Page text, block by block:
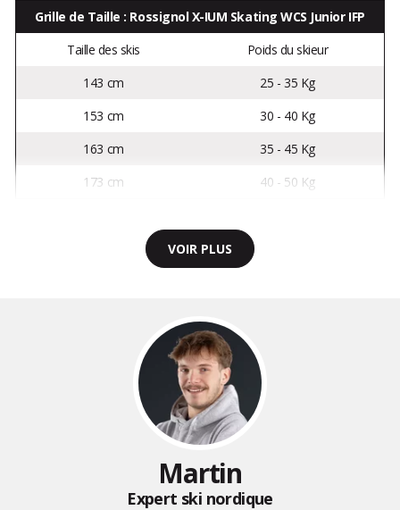
Grille de Taille : Rossignol X-IUM Skating WCS Junior IFP
Taille des skis
Poids du skieur
143 cm
25 - 35 Kg
153 cm
30 - 40 Kg
163 cm
35 - 45 Kg
173 cm
40 - 50 Kg
VOIR PLUS
Martin
Expert ski nordique